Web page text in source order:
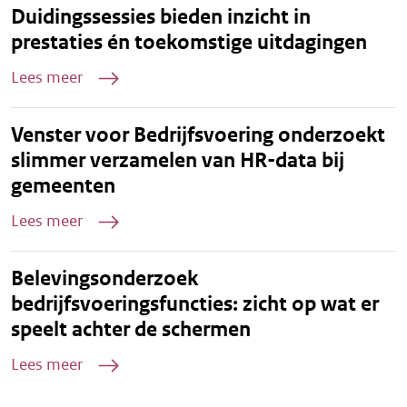
Duidingssessies bieden inzicht in
prestaties én toekomstige uitdagingen
Lees meer
Venster voor Bedrijfsvoering onderzoekt
slimmer verzamelen van HR-data bij
gemeenten
Lees meer
Belevingsonderzoek
bedrijfsvoeringsfuncties: zicht op wat er
speelt achter de schermen
Lees meer